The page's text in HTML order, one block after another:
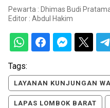
Pewarta : Dhimas Budi
Editor : Abdul Hakim
Tags:
LAYANAN KUNJUNGAN
LAPAS LOMBOK BARAT